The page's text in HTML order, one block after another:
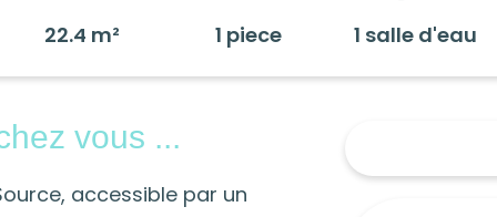
22.4 m² 1 piece 1 salle d'eau
vous ...
accessible par un